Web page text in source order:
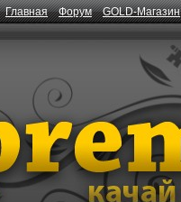
Главная Форум GOLD-Магазин